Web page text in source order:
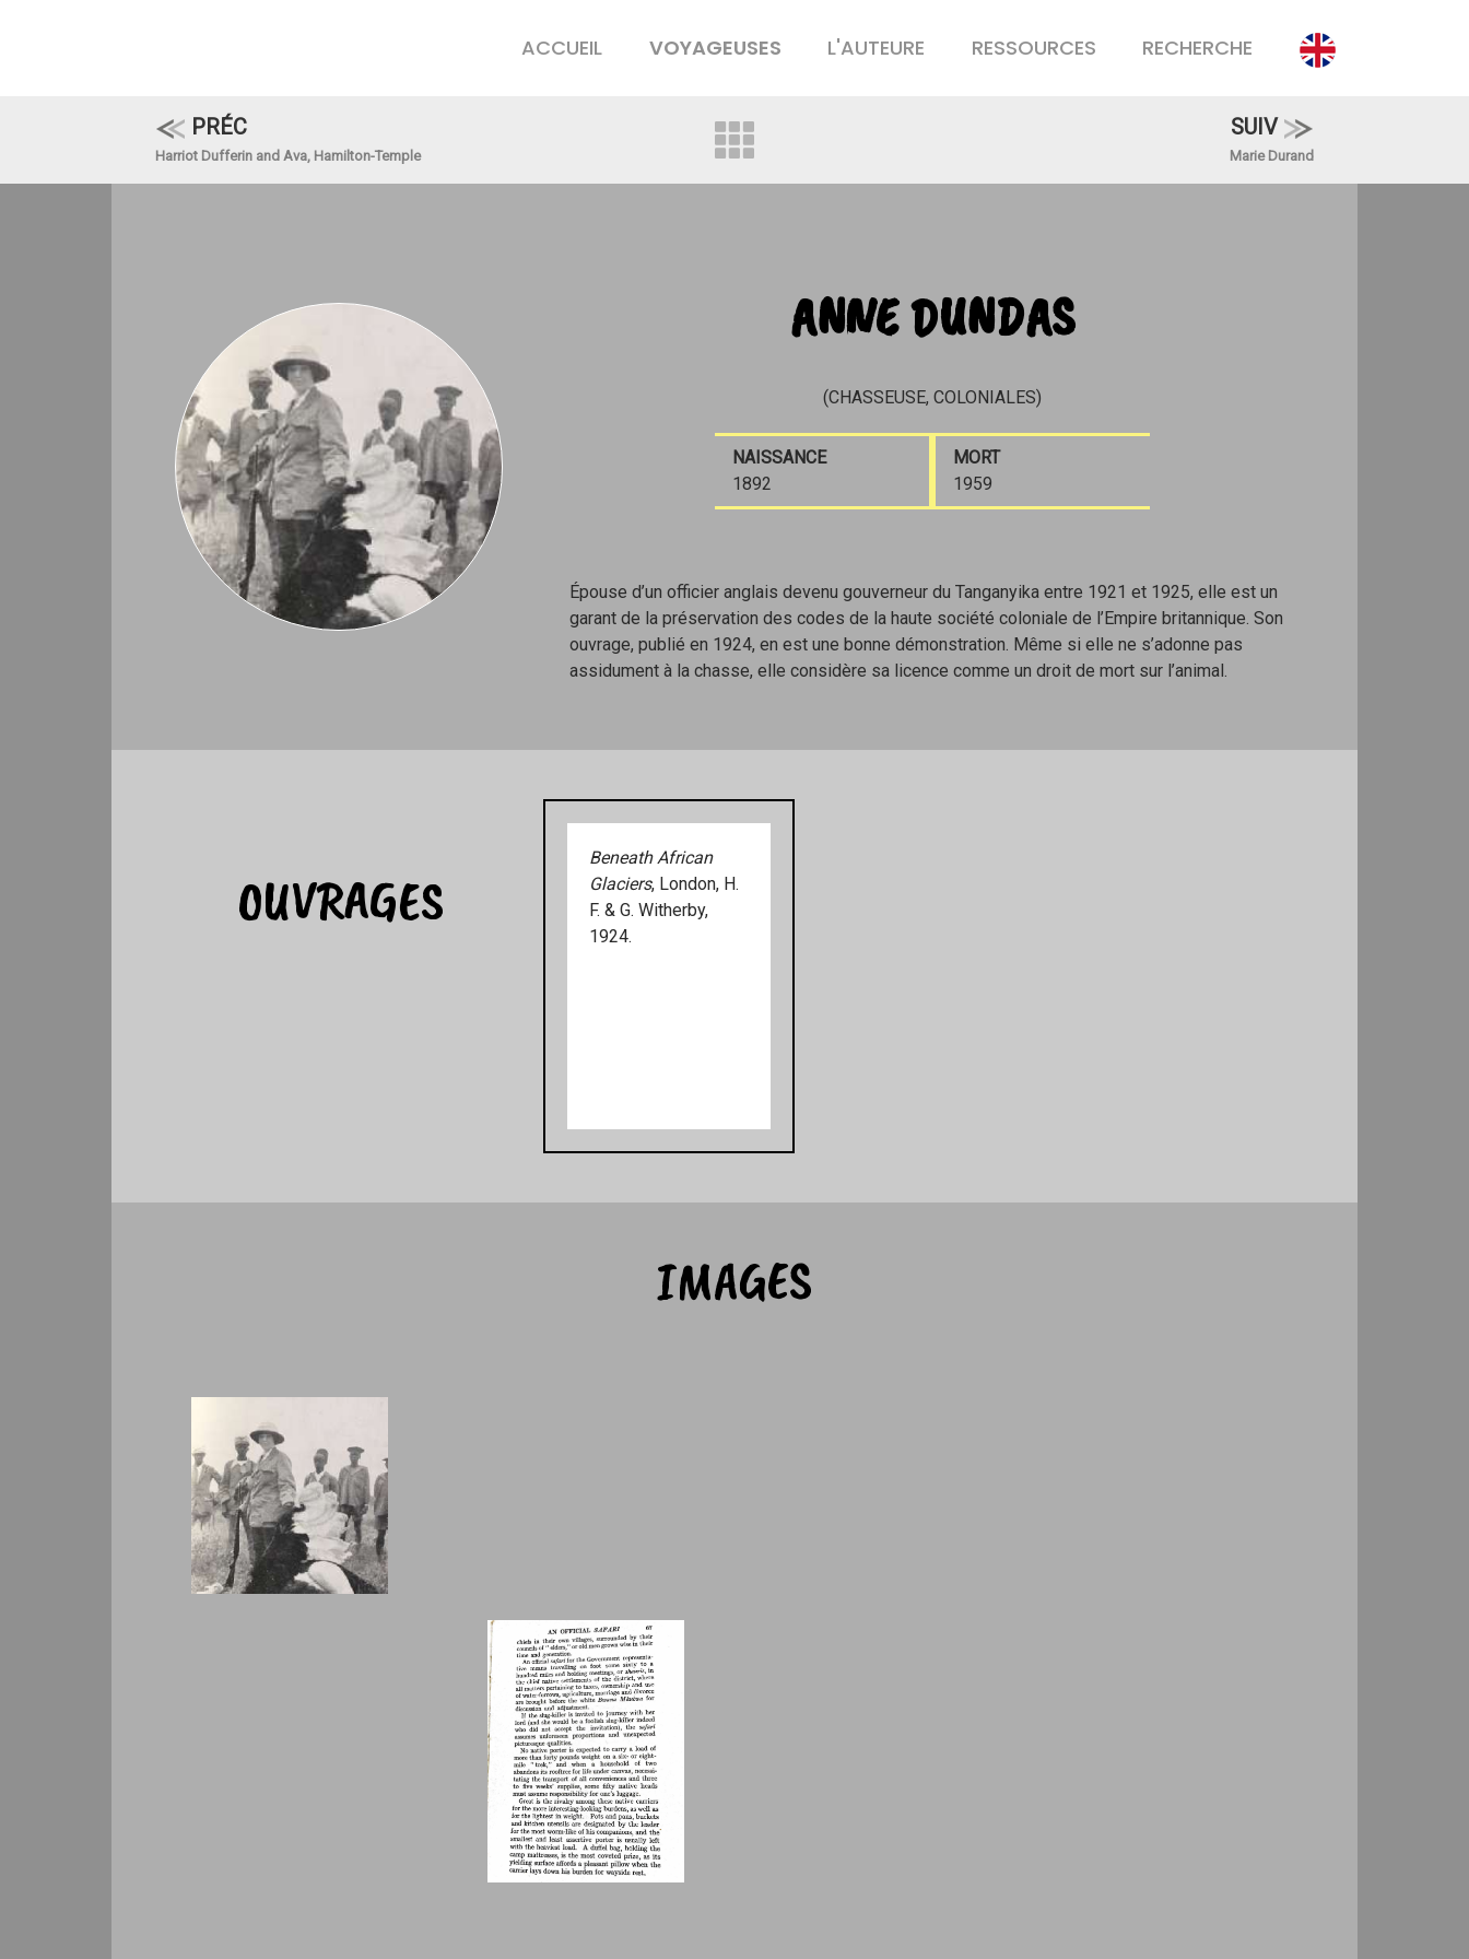
ACCUEIL VOYAGEUSES L'AUTEURE RESSOURCES RECHERCHE
PRÉC
Harriot Dufferin and Ava, Hamilton-Temple
SUIV
Marie Durand
ANNE DUNDAS
(CHASSEUSE, COLONIALES)
NAISSANCE
1892
MORT
1959
Épouse d’un officier anglais devenu gouverneur du Tanganyika entre 1921 et 1925, elle est un
garant de la préservation des codes de la haute société coloniale de l’Empire britannique. Son
ouvrage, publié en 1924, en est une bonne démonstration. Même si elle ne s’adonne pas
assidument à la chasse, elle considère sa licence comme un droit de mort sur l’animal.
OUVRAGES
Beneath African
Glaciers, London, H.
F. & G. Witherby,
1924.
IMAGES